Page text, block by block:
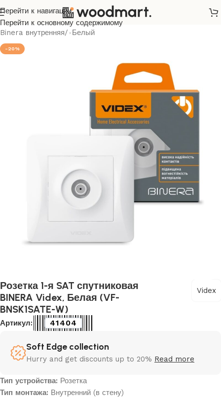
Перейти к навигации
Перейти к основному содержимому
Главная/ Розетки и выключатели/
Binera внутренняя/ Белый
-20%
Розетка 1-я SAT спутниковая
BINERA Videx, Белая (VF-
BNSK1SATE-W)
Videx
Артикул: 41404
Soft Edge collection
Hurry and get discounts up to 20% Read more
Тип устройства: Розетка
Тип монтажа: Внутренний (в стену)